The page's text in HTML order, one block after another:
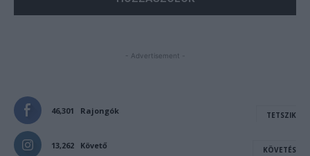
- Advertisement -
46,301 Rajongók TETSZIK
13,262 Követő KÖVETÉS